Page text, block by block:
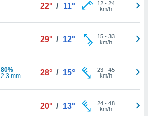
22° / 11° 12- 24
km/h
29° / 12° 15- 33
km/h
80%
2.3 mm
28° / 15° 23- 45
km/h
20° / 13° 24- 48
km/h